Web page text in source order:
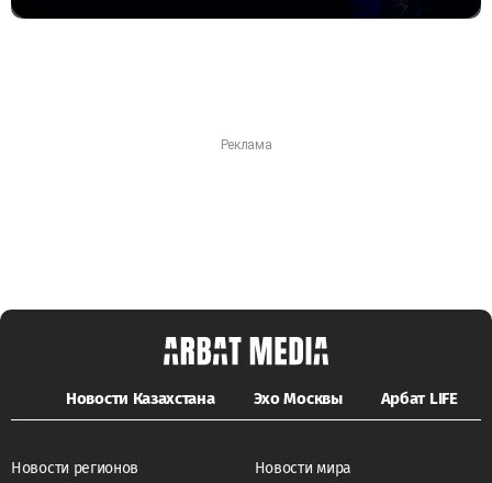
Новости Казахстана Эхо Москвы Арбат LIFE
Новости регионов
Новости мира